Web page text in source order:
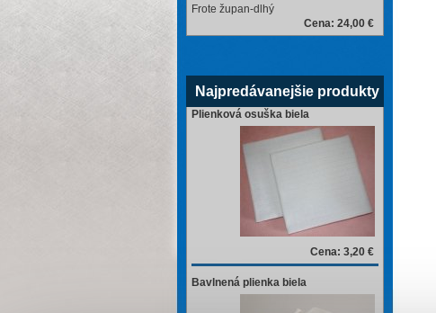
Frote župan-dlhý
Cena: 24,00 €
Najpredávanejšie produkty
Plienková osuška biela
Cena: 3,20 €
Bavlnená plienka biela